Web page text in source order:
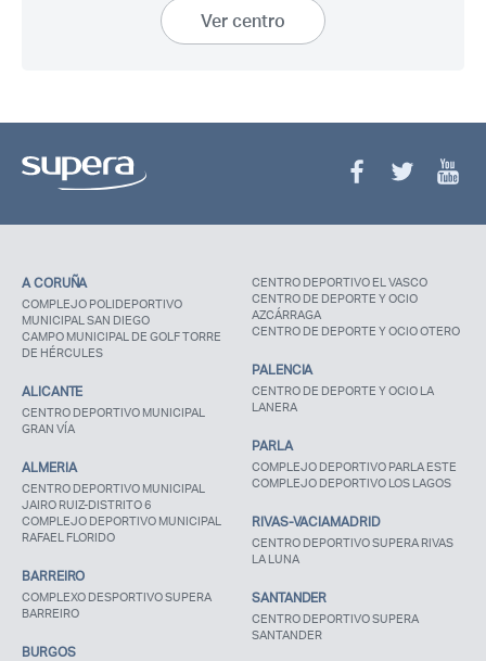
Ver centro
A CORUÑA
COMPLEJO POLIDEPORTIVO
MUNICIPAL SAN DIEGO
CAMPO MUNICIPAL DE GOLF TORRE
DE HÉRCULES
ALICANTE
CENTRO DEPORTIVO MUNICIPAL
GRAN VÍA
ALMERIA
CENTRO DEPORTIVO MUNICIPAL
JAIRO RUIZ-DISTRITO 6
COMPLEJO DEPORTIVO MUNICIPAL
RAFAEL FLORIDO
BARREIRO
COMPLEXO DESPORTIVO SUPERA
BARREIRO
BURGOS
CENTRO DEPORTIVO EL VASCO
CENTRO DE DEPORTE Y OCIO
AZCÁRRAGA
CENTRO DE DEPORTE Y OCIO OTERO
PALENCIA
CENTRO DE DEPORTE Y OCIO LA
LANERA
PARLA
COMPLEJO DEPORTIVO PARLA ESTE
COMPLEJO DEPORTIVO LOS LAGOS
RIVAS-VACIAMADRID
CENTRO DEPORTIVO SUPERA RIVAS
LA LUNA
SANTANDER
CENTRO DEPORTIVO SUPERA
SANTANDER